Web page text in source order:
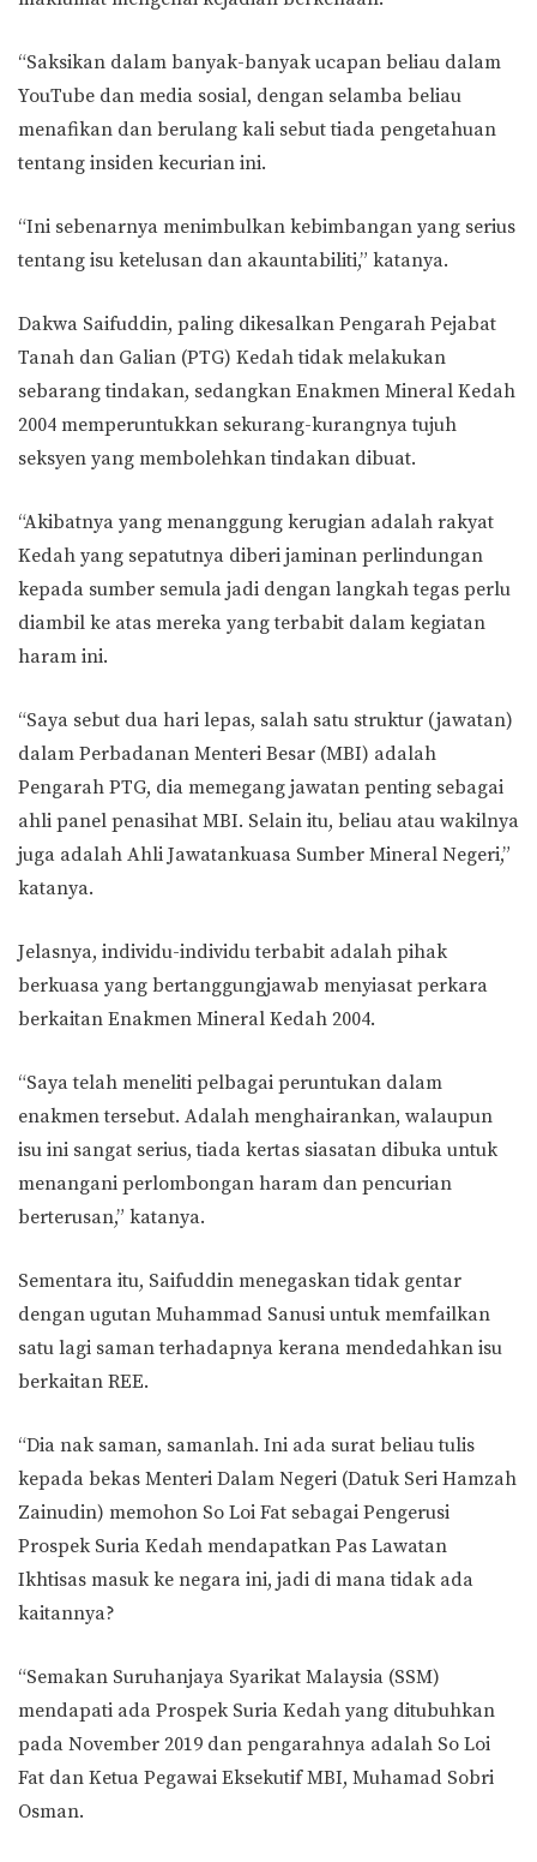
“Saksikan dalam banyak-banyak ucapan beliau dalam
YouTube dan media sosial, dengan selamba beliau
menafikan dan berulang kali sebut tiada pengetahuan
tentang insiden kecurian ini.
“Ini sebenarnya menimbulkan kebimbangan yang serius
tentang isu ketelusan dan akauntabiliti,” katanya.
Dakwa Saifuddin, paling dikesalkan Pengarah Pejabat
Tanah dan Galian (PTG) Kedah tidak melakukan
sebarang tindakan, sedangkan Enakmen Mineral Kedah
2004 memperuntukkan sekurang-kurangnya tujuh
seksyen yang membolehkan tindakan dibuat.
“Akibatnya yang menanggung kerugian adalah rakyat
Kedah yang sepatutnya diberi jaminan perlindungan
kepada sumber semula jadi dengan langkah tegas perlu
diambil ke atas mereka yang terbabit dalam kegiatan
haram ini.
“Saya sebut dua hari lepas, salah satu struktur (jawatan)
dalam Perbadanan Menteri Besar (MBI) adalah
Pengarah PTG, dia memegang jawatan penting sebagai
ahli panel penasihat MBI. Selain itu, beliau atau wakilnya
juga adalah Ahli Jawatankuasa Sumber Mineral Negeri,”
katanya.
Jelasnya, individu-individu terbabit adalah pihak
berkuasa yang bertanggungjawab menyiasat perkara
berkaitan Enakmen Mineral Kedah 2004.
“Saya telah meneliti pelbagai peruntukan dalam
enakmen tersebut. Adalah menghairankan, walaupun
isu ini sangat serius, tiada kertas siasatan dibuka untuk
menangani perlombongan haram dan pencurian
berterusan,” katanya.
Sementara itu, Saifuddin menegaskan tidak gentar
dengan ugutan Muhammad Sanusi untuk memfailkan
satu lagi saman terhadapnya kerana mendedahkan isu
berkaitan REE.
“Dia nak saman, samanlah. Ini ada surat beliau tulis
kepada bekas Menteri Dalam Negeri (Datuk Seri Hamzah
Zainudin) memohon So Loi Fat sebagai Pengerusi
Prospek Suria Kedah mendapatkan Pas Lawatan
Ikhtisas masuk ke negara ini, jadi di mana tidak ada
kaitannya?
“Semakan Suruhanjaya Syarikat Malaysia (SSM)
mendapati ada Prospek Suria Kedah yang ditubuhkan
pada November 2019 dan pengarahnya adalah So Loi
Fat dan Ketua Pegawai Eksekutif MBI, Muhamad Sobri
Osman.